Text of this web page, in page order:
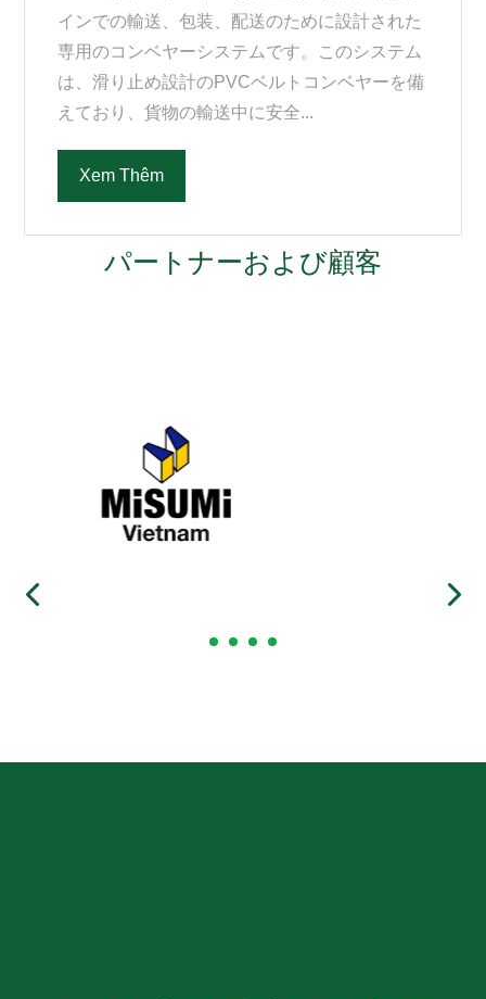
インでの輸送、包装、配送のために設計された
専用のコンベヤーシステムです。このシステム
は、滑り止め設計のPVCベルトコンベヤーを備
えており、貨物の輸送中に安全...
Xem Thêm
パートナーおよび顧客